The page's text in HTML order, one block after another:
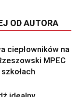
OD AUTORA
ciepłowników na
MPEC